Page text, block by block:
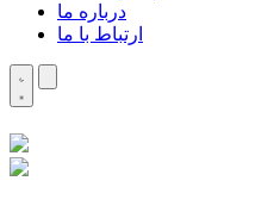
درباره ما
ارتباط با ما